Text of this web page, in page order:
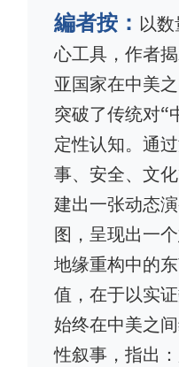
編者按： 以
心工具，作者
亚国家在中美
突破了传统对“
定性认知。通
事、安全、文
建出一张动态
图，呈现出一
地缘重构中的
值，在于以实
始终在中美之
性叙事，指出